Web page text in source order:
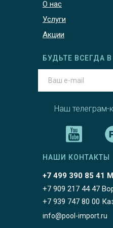
О нас
Услуги
Акции
Наш телеграм-
БУДЬТЕ ВСЕГДА
+7 499 390 85 41
НАШИ КОНТАКТЫ
+7 909 217 44 47
+7 939 747 80 00
info@pool-import.ru